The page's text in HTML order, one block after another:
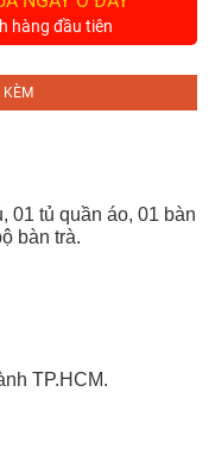
hàng đầu tiên
01 tủ quần áo, 01 bàn
bàn trà.
TP.HCM.